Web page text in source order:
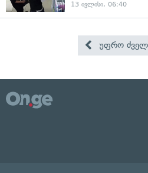
13 ივლისი, 06:40
უფრო